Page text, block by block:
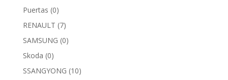
Puertas (0)
RENAULT (7)
SAMSUNG (0)
Skoda (0)
SSANGYONG (10)